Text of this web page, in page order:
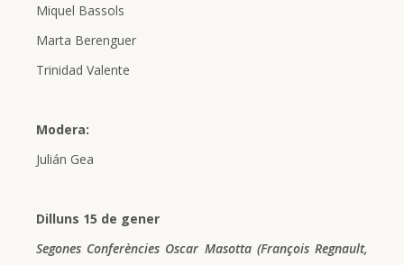
Miquel Bassols
Marta Berenguer
Trinidad Valente
Modera:
Julián Gea
Dilluns 15 de gener
Segones Conferències Oscar Masotta (François Regnault,